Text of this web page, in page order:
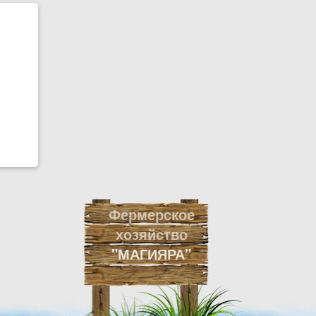
Фермерское
хозяйство
"МАГИЯРА"